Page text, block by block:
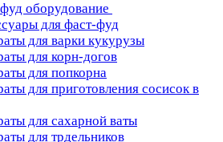
оборудование
для фаст-фуд
для варки кукурузы
для корн-догов
для попкорна
для приготовления сосисок в
для сахарной ваты
для трдельников